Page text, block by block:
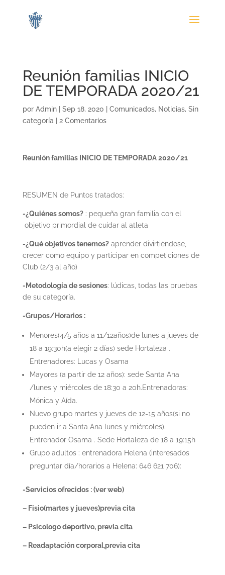
Reunión familias INICIO
DE TEMPORADA 2020/21
por Admin| Sep 18, 2020 Comunicados, Noticias, Sin
categoría
2 Comentarios
Reunión familias INICIO DE TEMPORADA 2020/21
RESUMEN de Puntos tratados:
-¿Quiénes somos?: pequeña gran familia con el
objetivo primordial de cuidar al atleta
-¿Qué objetivos tenemos?aprender divirtiéndose,
crecer como equipo y participar en competiciones de
Club (2/3 al año)
-Metodología de sesiones: lúdicas, todas las pruebas
de su categoría.
-Grupos/Horarios :
Menores(4/5 años a 11/12años)de lunes a jueves de
18 a 19:30h(a elegir 2 días) sede Hortaleza .
Entrenadores: Lucas y Osama
Mayores (a partir de 12 años): sede Santa Ana
/lunes y miércoles de 18:30 a 20h.Entrenadoras:
Mónica y Aída.
Nuevo grupo martes y jueves de 12-15 años(si no
pueden ir a Santa Ana lunes y miércoles).
Entrenador Osama . Sede Hortaleza de 18 a 19:15h
Grupo adultos : entrenadora Helena (interesados
preguntar día/horarios a Helena: 646 621 706):
-Servicios ofrecidos : (ver web)
– Fisio(martes y jueves)previa cita
– Psicologo deportivo, previa cita
– Readaptación corporal,previa cita